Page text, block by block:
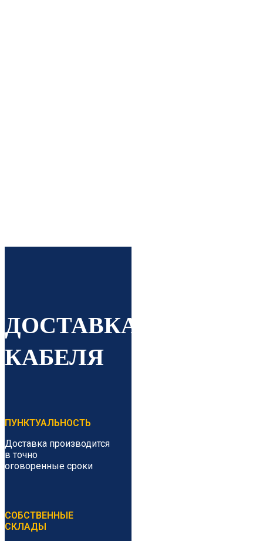
ДОСТАВКА
КАБЕЛЯ
ПУНКТУАЛЬНОСТЬ
Доставка производится
в точно
оговоренные сроки
СОБСТВЕННЫЕ
СКЛАДЫ